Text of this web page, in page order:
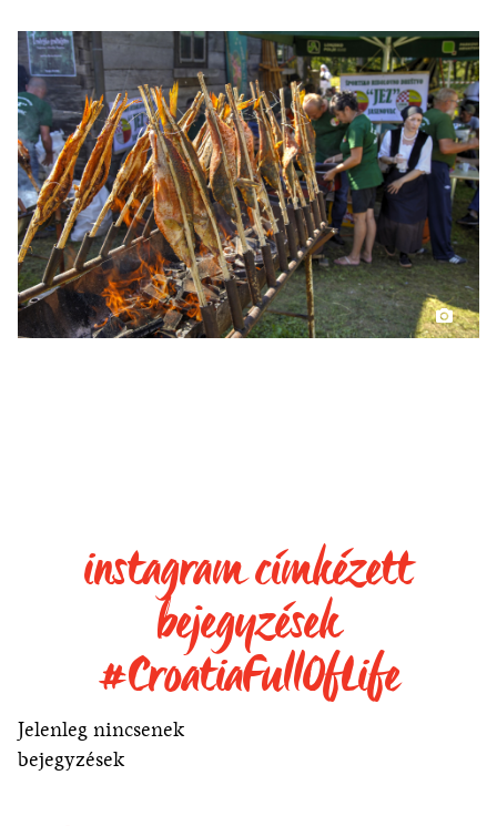
instagram címkézett
bejegyzések
#CroatiaFullOfLife
Jelenleg nincsenek
bejegyzések